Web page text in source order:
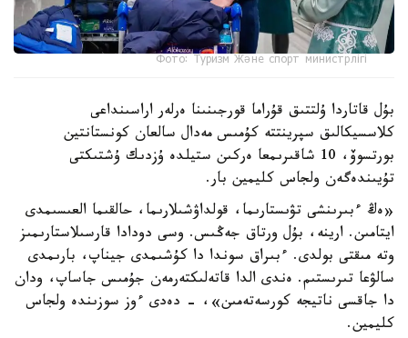
Фото: Туризм Және спорт министрлігі
بۇل قاتاردا ۇلتتىق قۇراما قورجىنىنا ەرلەر اراسىنداعى
كلاسسيكالىق سپرينتتە كۇمىس مەدال سالعان كونستانتين
بورتسوۆ، 10 شاقىرىمعا ەركىن ستيلدە ۇزدىك ۇشتىكتى
تۇيىندەگەن ولجاس كليمين بار.
«ەڭ ءبىرىنشى تۋىستارىما، قولداۋشىلارىما، حالقىما العىسىمدى
ايتامىن. ارينە، بۇل ورتاق جەڭىس. وسى دودادا قارسىلاستارىمىز
وتە مىقتى بولدى. ءبىراق سوندا دا كۇشىمدى جيناپ، بارىمدى
سالۋعا تىرىستىم. ەندى الدا قاتەلىكتەرمەن جۇمىس جاساپ، ودان
دا جاقسى ناتيجە كورسەتەمىن»، - دەدى ءوز سوزىندە ولجاس
كليمين.